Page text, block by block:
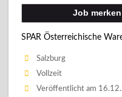
Job merken
SPAR Österreichische
Salzburg
Vollzeit
Veröffentlicht am